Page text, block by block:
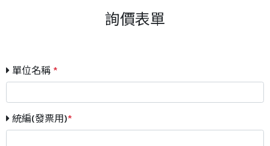
詢價表單
單位名稱 *
統編(發票用)*